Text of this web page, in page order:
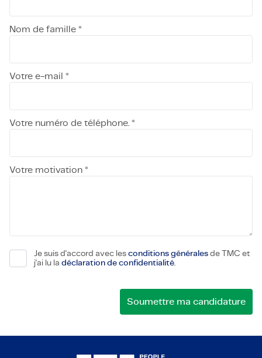
Nom de famille *
Votre e-mail *
Votre numéro de téléphone. *
Votre motivation *
Je suis d'accord avec les conditions générales de TMC et
j'ai lu la déclaration de confidentialité.